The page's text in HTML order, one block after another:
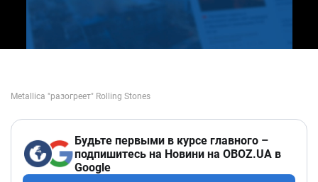
Будьте первыми в курсе главного –
подпишитесь на Новини на OBOZ.UA в
Google